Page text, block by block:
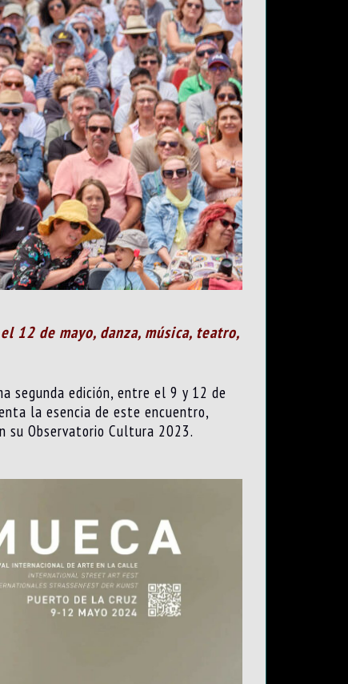
12 de mayo, danza, música, teatro,
segunda edición, entre el 9 y 12 de
la esencia de este encuentro,
su Observatorio Cultura 2023.